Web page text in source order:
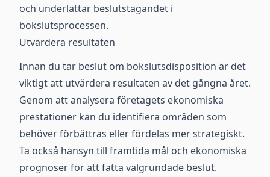
och underlättar beslutstagandet i
bokslutsprocessen.
Utvärdera resultaten
Innan du tar beslut om bokslutsdisposition är det
viktigt att utvärdera resultaten av det gångna året.
Genom att analysera företagets ekonomiska
prestationer kan du identifiera områden som
behöver förbättras eller fördelas mer strategiskt.
Ta också hänsyn till framtida mål och ekonomiska
prognoser för att fatta välgrundade beslut.